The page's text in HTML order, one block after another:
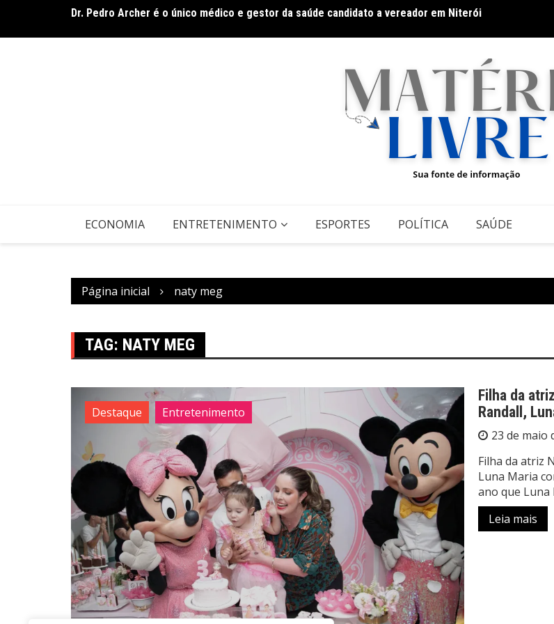
o
Dr. Pedro Archer é o único médico e gestor da saúde candidato a vereador em Niterói
ECONOMIA ENTRETENIMENTO ESPORTES POLÍTICA SAÚDE
Página inicial naty meg
TAG: NATY MEG
Destaque Entretenimento
Filha da
Randall,
23 de maio
Filha da atriz
Luna Maria
ano que
Leia mais